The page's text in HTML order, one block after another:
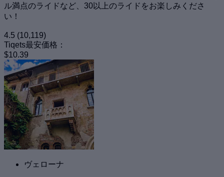
ル満点のライドなど、30以上のライドをお楽しみくださ
い！
4.5 (10,119)
Tiqets最安価格：
$10.39
ヴェローナ